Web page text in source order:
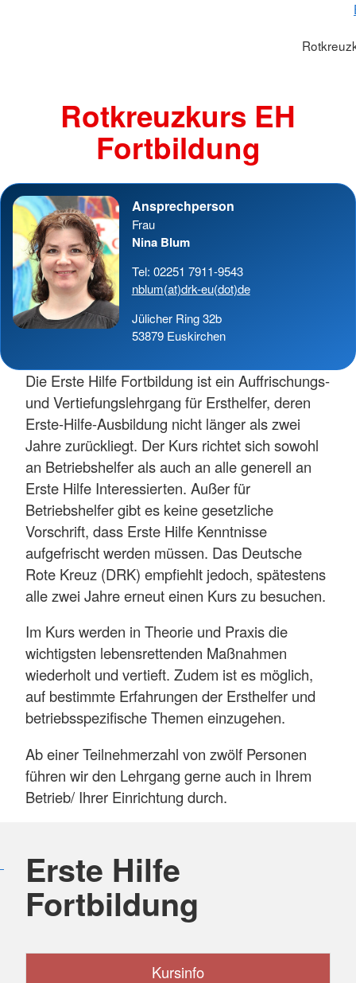
Rotkreuzkurs EH
Fortbildung
Ansprechperson
Frau
Nina Blum
Tel: 02251 7911-9543
nblum(at)drk-eu(dot)de
Jülicher Ring 32b
53879 Euskirchen
Die Erste Hilfe Fortbildung ist ein Auffrischungs-
und Vertiefungslehrgang für Ersthelfer, deren
Erste-Hilfe-Ausbildung nicht länger als zwei
Jahre zurückliegt. Der Kurs richtet sich sowohl
an Betriebshelfer als auch an alle generell an
Erste Hilfe Interessierten. Außer für
Betriebshelfer gibt es keine gesetzliche
Vorschrift, dass Erste Hilfe Kenntnisse
aufgefrischt werden müssen. Das Deutsche
Rote Kreuz (DRK) empfiehlt jedoch, spätestens
alle zwei Jahre erneut einen Kurs zu besuchen.
Im Kurs werden in Theorie und Praxis die
wichtigsten lebensrettenden Maßnahmen
wiederholt und vertieft. Zudem ist es möglich,
auf bestimmte Erfahrungen der Ersthelfer und
betriebsspezifische Themen einzugehen.
Ab einer Teilnehmerzahl von zwölf Personen
führen wir den Lehrgang gerne auch in Ihrem
Betrieb/ Ihrer Einrichtung durch.
Erste Hilfe
Fortbildung
Kursinfo